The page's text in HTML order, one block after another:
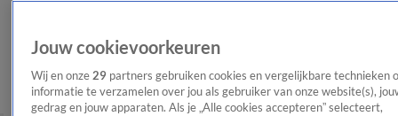
Jouw cookievoorkeuren
Wij en onze 29 partners gebruiken cookies en vergelijkbare technieken
informatie te verzamelen over jou als gebruiker van onze website(s),
gedrag en jouw apparaten. Als je „Alle cookies accepteren” selecteert,